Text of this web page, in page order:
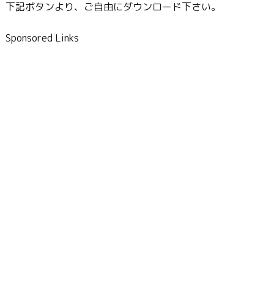
下記ボタンより、ご自由にダウンロード下さい。
Sponsored Links